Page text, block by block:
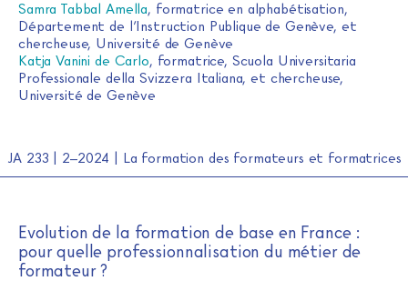
Samra Tabbal Amella, formatrice en alphabétisation,
Département de l’Instruction Publique de Genève, et
chercheuse, Université de Genève
Katja Vanini de Carlo, formatrice, Scuola Universitaria
Professionale della Svizzera Italiana, et chercheuse,
Université de Genève
JA 233 | 2–2024 | La formation des formateurs et formatrices
Evolution de la formation de base en France :
pour quelle professionnalisation du métier de
formateur ?